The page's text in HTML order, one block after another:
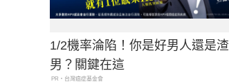
1/2機率淪陷！你是好男人還是渣
男？關鍵在這
PR・台灣癌症基金會